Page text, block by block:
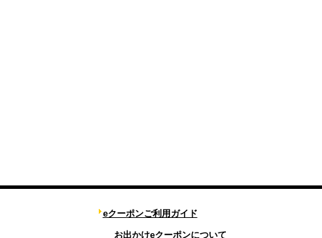
eクーポンご利用ガイド
お出かけeクーポンについて